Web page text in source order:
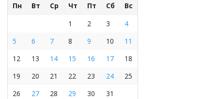
Пн Вт Ср Чт Пт Сб
Вс
1
2 3
4
5
6 7 8 9 10
11
12
13 14 15 16 17
18
19
20 21 22 23 24
25
26
27 28 29 30 31